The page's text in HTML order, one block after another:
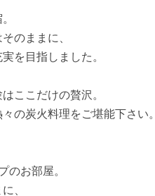
のままに、
を目指しました。
ここだけの贅沢。
の炭火料理をご堪能下さい。
のお部屋。
、